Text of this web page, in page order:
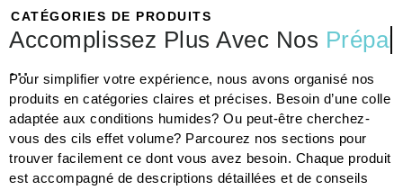
CATÉGORIES DE PRODUITS
Accomplissez Plus Avec Nos ...
Pour simplifier votre expérience, nous avons organisé nos
produits en catégories claires et précises. Besoin d’une colle
adaptée aux conditions humides? Ou peut-être cherchez-
vous des cils effet volume? Parcourez nos sections pour
trouver facilement ce dont vous avez besoin. Chaque produit
est accompagné de descriptions détaillées et de conseils
d’utilisation pour vous guider à chaque étape.